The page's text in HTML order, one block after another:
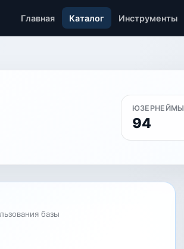
Главная Каталог Инструменты
ЮЗЕРНЕЙМЫ
94
базы